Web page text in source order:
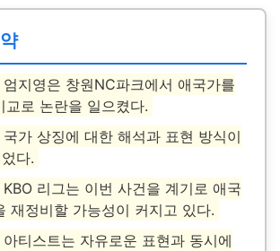
엄지영은 창원NC파크에서 애국가를
교로 논란을 일으켰다.
국가 상징에 대한 해석과 표현 방식이
다.
KBO 리그는 이번 사건을 계기로 애국
재정비할 가능성이 커지고 있다.
아티스트는 자유로운 표현과 동시에